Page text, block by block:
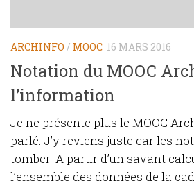
ARCHINFO / MOOC 16 MARS 2016
Notation du MOOC
l’information
Je ne présente plus le MOOC
parlé. J’y reviens juste car les
tomber. A partir d’un savant
l’ensemble des données de la